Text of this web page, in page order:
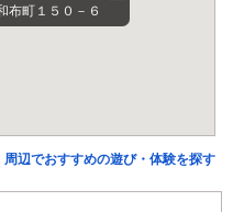
布町１５０－６
周辺でおすすめの遊び・体験を探す